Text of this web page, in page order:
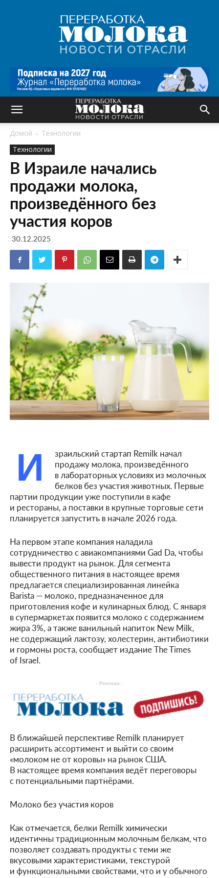
Переработка
молока
|
Новости
Домой
Технологии
Технологии
В Израиле начались
продажи молока,
произведённого без
участия коров
30.12.2025
И
зраильский стартап Remilk начал
продажу молока, произведённого
в лабораторных условиях из молочных
белков без участия животных. Первые
партии продукции уже поступили в кафе
и рестораны, а поставки в крупные торговые сети
планируется запустить в начале 2026 года.
На первом этапе компания наладила
сотрудничество с авиакомпаниями Gad Da, чтобы
вывести продукт на рынок. Для сегмента
общественного питания в настоящее время
предлагается специализированная линейка
Barista — молоко, предназначенное для
приготовления кофе и кулинарных блюд. С января
в супермаркетах появится молоко с содержанием
жира 3%, а также ванильный напиток New Milk,
не содержащий лактозу, холестерин, антибиотики
и гормоны роста, сообщает издание The Times
of Israel.
- Реклама -
В ближайшей перспективе Remilk планирует
расширить ассортимент и выйти со своим
«молоком не от коровы» на рынок США.
В настоящее время компания ведёт переговоры
с потенциальными партнёрами.
Молоко без участия коров
Как отмечается, белки Remilk химически
идентичны традиционным молочным белкам, что
позволяет создавать продукты с теми же
вкусовыми характеристиками, текстурой
и функциональными свойствами, что и у обычного